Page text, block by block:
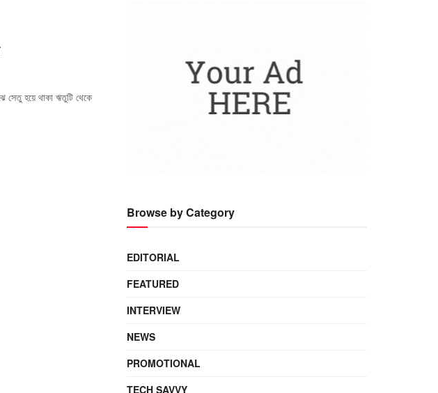
হয়ে থাকা ঋতুটি থেকে
Browse by Category
EDITORIAL
FEATURED
INTERVIEW
NEWS
PROMOTIONAL
TECH SAVVY